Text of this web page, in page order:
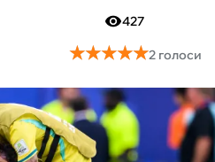
427
★★★★★
★★★★★2 голоси